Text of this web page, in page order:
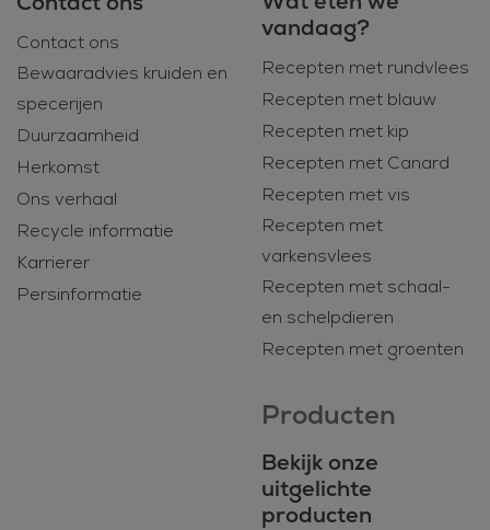
Contact ons
Bewaaradvies kruiden en
specerijen
Duurzaamheid
Herkomst
Ons verhaal
Recycle informatie
Karrierer
Persinformatie
vandaag?
Recepten met rundvlees
Recepten met blauw
Recepten met kip
Recepten met Canard
Recepten met vis
Recepten met
varkensvlees
Recepten met schaal-
en schelpdieren
Recepten met groenten
Producten
Bekijk onze
uitgelichte
producten